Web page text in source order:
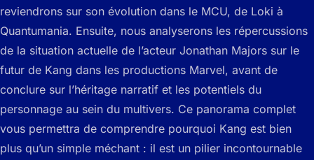
reviendrons sur son évolution dans le MCU, de Loki à
Quantumania. Ensuite, nous analyserons les répercussions
de la situation actuelle de l’acteur Jonathan Majors sur le
futur de Kang dans les productions Marvel, avant de
conclure sur l’héritage narratif et les potentiels du
personnage au sein du multivers. Ce panorama complet
vous permettra de comprendre pourquoi Kang est bien
plus qu’un simple méchant : il est un pilier incontournable